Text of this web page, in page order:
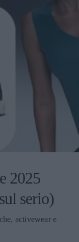
2025
serio)
activewear e